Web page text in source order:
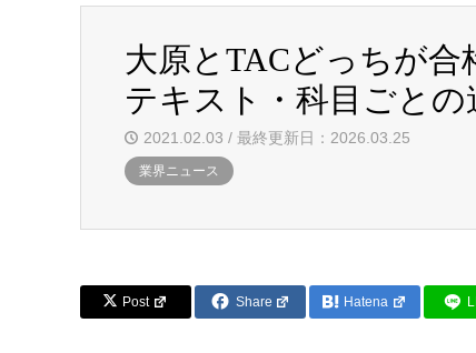
大原とTACどっちが合
テキスト・科目ごとの
2021.02.03 / 最終更新日：2026.03.25
業界ニュース
Post Share Hatena